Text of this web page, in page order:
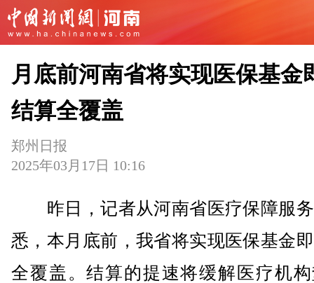
月底前河南省将实现医保基金
结算全覆盖
郑州日报
2025年03月17日 10:16
昨日，记者从河南省医疗保障服
悉，本月底前，我省将实现医保基金
全覆盖。结算的提速将缓解医疗机